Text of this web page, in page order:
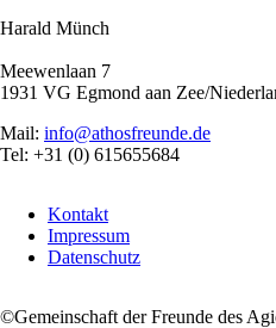
Harald Münch
Meewenlaan 7
1931 VG Egmond aan Zee/
Mail: info@athosfreunde.de
Tel: +31 (0) 615655684
überspringen
Kontakt
Impressum
Datenschutz
©Gemeinschaft der Freunde des